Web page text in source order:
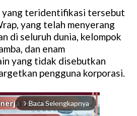
yang teridentifikasi tersebut
yang telah menyerang
di seluruh dunia, kelompok
dan enam
yang tidak disebutkan
pengguna korporasi.
arrow_forward_ios Baca Selengkapnya